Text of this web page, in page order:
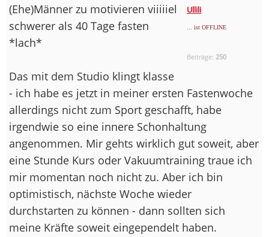
Ullili
... ist OFFLINE
Beiträge: 250
(Ehe)Männer zu motivieren viiiiiel
schwerer als 40 Tage fasten
*lach*
Das mit dem Studio klingt klasse
- ich habe es jetzt in meiner ersten Fastenwoche
allerdings nicht zum Sport geschafft, habe
irgendwie so eine innere Schonhaltung
angenommen. Mir gehts wirklich gut soweit, aber
eine Stunde Kurs oder Vakuumtraining traue ich
mir momentan noch nicht zu. Aber ich bin
optimistisch, nächste Woche wieder
durchstarten zu können - dann sollten sich
meine Kräfte soweit eingependelt haben.